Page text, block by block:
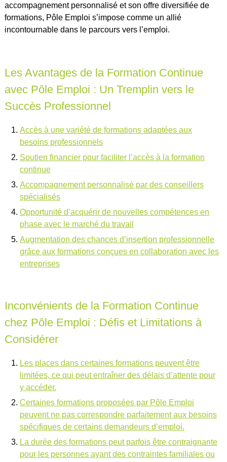
accompagnement personnalisé et son offre diversifiée de
formations, Pôle Emploi s’impose comme un allié
incontournable dans le parcours vers l’emploi.
Les Avantages de la Formation Continue
avec Pôle Emploi : Un Tremplin vers le
Succès Professionnel
Accès à une variété de formations adaptées aux
besoins professionnels
Soutien financier pour faciliter l’accès à la formation
continue
Accompagnement personnalisé par des conseillers
spécialisés
Opportunité d’acquérir de nouvelles compétences en
phase avec le marché du travail
Augmentation des chances d’insertion professionnelle
grâce aux formations conçues en collaboration avec les
entreprises
Inconvénients de la Formation Continue
chez Pôle Emploi : Défis et Limitations à
Considérer
Les places dans certaines formations peuvent être
limitées, ce qui peut entraîner des délais d’attente pour
y accéder.
Certaines formations proposées par Pôle Emploi
peuvent ne pas correspondre parfaitement aux besoins
spécifiques de certains demandeurs d’emploi.
La durée des formations peut parfois être contraignante
pour les personnes ayant des contraintes familiales ou